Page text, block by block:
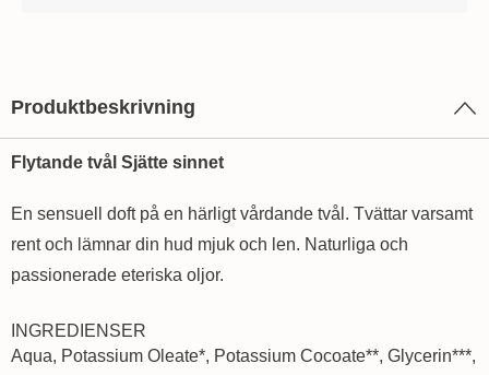
Produktbeskrivning
Flytande tvål Sjätte sinnet
En sensuell doft på en härligt vårdande tvål. Tvättar varsamt
rent och lämnar din hud mjuk och len. Naturliga och
passionerade eteriska oljor.
INGREDIENSER
Aqua, Potassium Oleate*, Potassium Cocoate**, Glycerin***,